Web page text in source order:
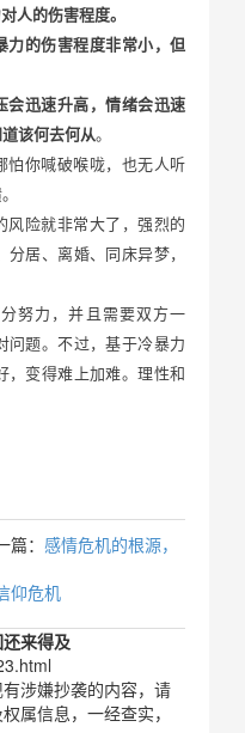
人的伤害程度。
的伤害程度非常小，但
会迅速升高，情绪会迅速
该何去何从。
怕你喊破喉咙，也无人听
风险就非常大了，强烈的
居、离婚、同床异梦，
努力，并且需要双方一
问题。不过，基于冷暴力
，变得难上加难。理性和
篇： 感情危机的根源，
仰危机
来得及
涉嫌抄袭的内容，请
属信息，一经查实，